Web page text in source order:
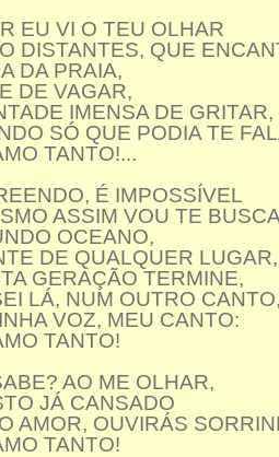
EU VI O TEU OLHAR
DISTANTES, QUE
DA PRAIA,
DE VAGAR,
IMENSA DE GRITAR,
SÓ QUE PODIA TE
TANTO!...
É IMPOSSÍVEL
ASSIM VOU TE
OCEANO,
DE QUALQUER LUGAR,
GERAÇÃO TERMINE,
LÁ, NUM OUTRO CANTO,
VOZ, MEU CANTO:
TANTO!
AO ME OLHAR,
JÁ CANSADO
AMOR, OUVIRÁS
TANTO!